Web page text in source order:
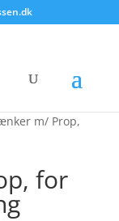
m/ Prop,
for